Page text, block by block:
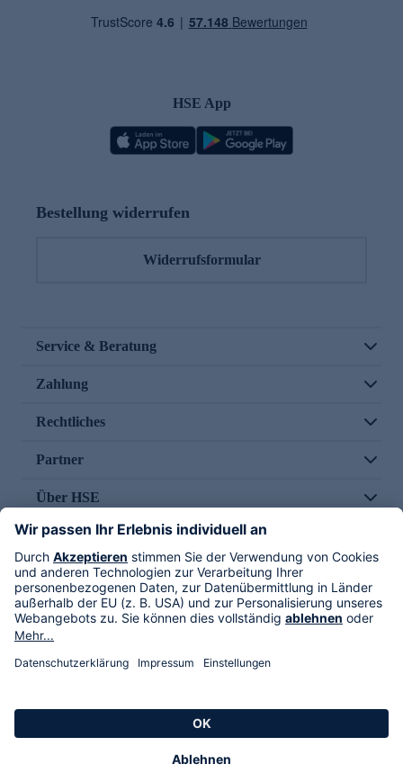
HSE App
Bestellung widerrufen
Widerrufsformular
Service & Beratung
Zahlung
Rechtliches
Partner
Über HSE
Im TV
HSE International